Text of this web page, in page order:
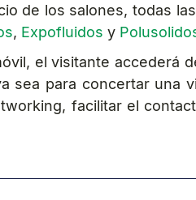
de los salones, todas
, Expofluidos y
el visitante accederá
sea para concertar una
facilitar el